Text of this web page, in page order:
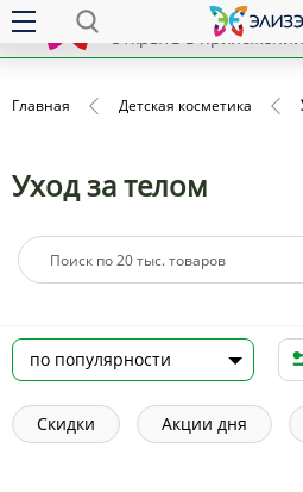
x
Открыть в приложении
Главная Детская косметика
Уход за телом
Скидки Акции дня